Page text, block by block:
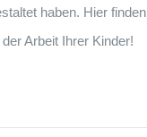
haben. Hier finden
Arbeit Ihrer Kinder!